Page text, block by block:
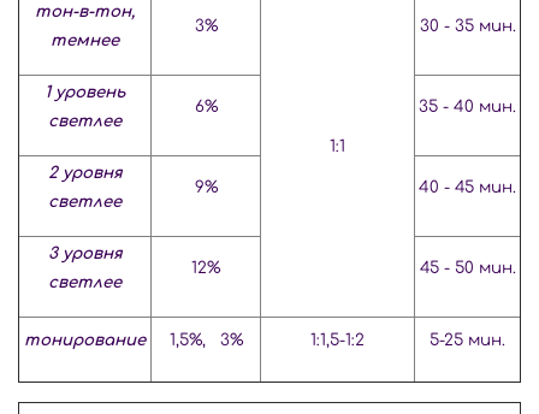
тон-в-тон,
темнее
3%
1:1
30 - 35 мин.
1 уровень
светлее
6% 35 - 40 мин.
2 уровня
светлее
9% 40 - 45 мин.
3 уровня
светлее
12% 45 - 50 мин.
тонирование 1,5%, 3% 1:1,5-1:2 5-25 мин.